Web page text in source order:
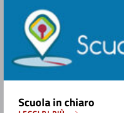
Scuola in chiaro